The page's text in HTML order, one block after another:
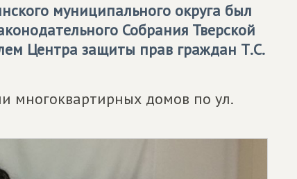
муниципального округа был
Собрания Тверской
Центра защиты прав граждан Т.С.
многоквартирных домов по ул.